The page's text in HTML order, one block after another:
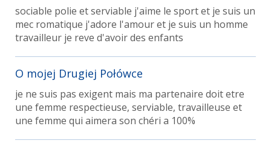
sociable polie et serviable j'aime le sport et je suis un
mec romatique j'adore l'amour et je suis un homme
travailleur je reve d'avoir des enfants
O mojej Drugiej Połówce
je ne suis pas exigent mais ma partenaire doit etre
une femme respectieuse, serviable, travailleuse et
une femme qui aimera son chéri a 100%